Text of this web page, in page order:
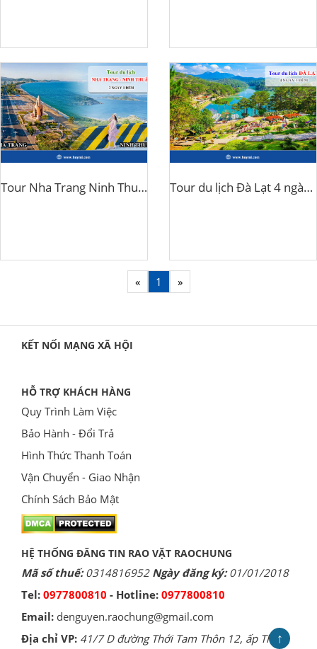
Tour Nha Trang Ninh Thuận 3 ngày 2 đêm Tour du lịch Đà Lạt 4 ngày 3 đêm
« 1 »
KẾT NỐI MẠNG XÃ HỘI
HỖ TRỢ KHÁCH HÀNG
Quy Trình Làm Việc
Bảo Hành - Đổi Trả
Hình Thức Thanh Toán
Vận Chuyển - Giao Nhận
Chính Sách Bảo Mật
HỆ THỐNG ĐĂNG TIN RAO VẶT RAOCHUNG
Mã số thuế:0314816952Ngày đăng ký:01/01/2018
Tel: 0977800810 - Hotline: 0977800810
Email: denguyen.raochung@gmail.com
Địa chỉ VP: 41/7 D đường Thới Tam Thôn 12, ấp Thới
↑